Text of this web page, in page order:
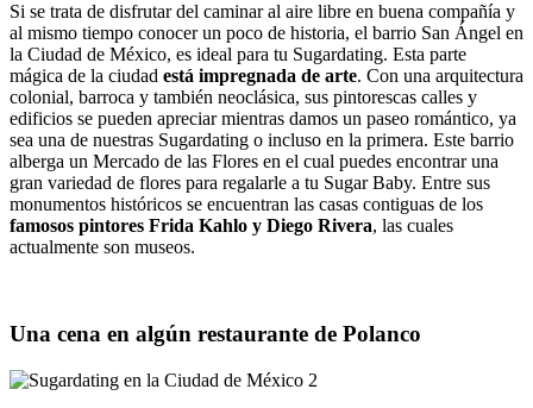
Si se trata de disfrutar del caminar al aire libre en buena compañía y
al mismo tiempo conocer un poco de historia, el barrio San Ángel en
la Ciudad de México, es ideal para tu Sugardating. Esta parte
mágica de la ciudad está impregnada de arte. Con una arquitectura
colonial, barroca y también neoclásica, sus pintorescas calles y
edificios se pueden apreciar mientras damos un paseo romántico, ya
sea una de nuestras Sugardating o incluso en la primera. Este barrio
alberga un Mercado de las Flores en el cual puedes encontrar una
gran variedad de flores para regalarle a tu Sugar Baby. Entre sus
monumentos históricos se encuentran las casas contiguas de los
famosos pintores Frida Kahlo y Diego Rivera, las cuales
actualmente son museos.
Una cena en algún restaurante de Polanco